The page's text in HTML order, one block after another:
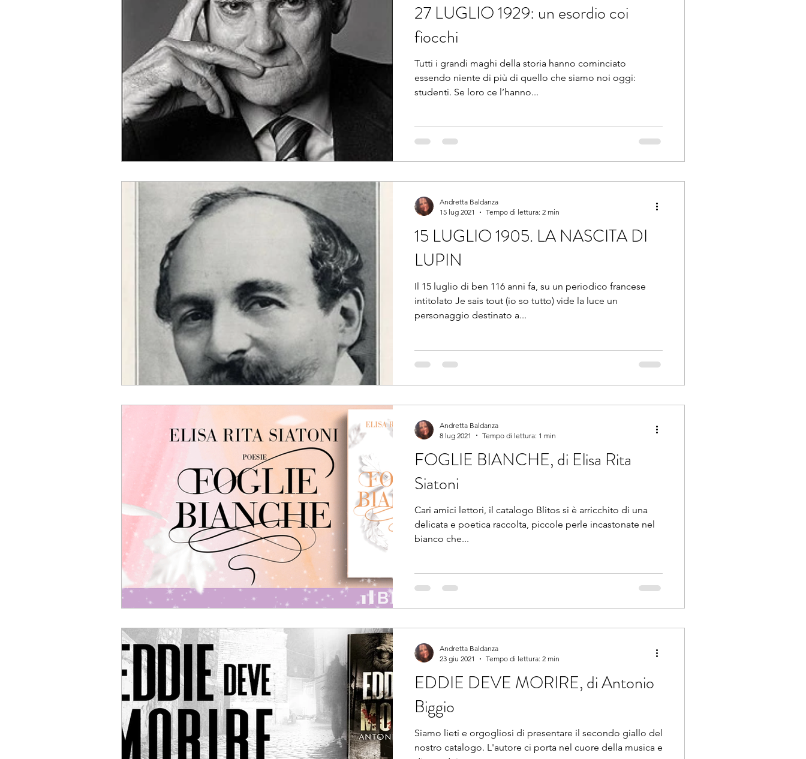
27 LUGLIO 1929: un esordio coi
fiocchi
Tutti i grandi maghi della storia hanno cominciato
essendo niente di più di quello che siamo noi oggi:
studenti. Se loro ce l’hanno...
15 LUGLIO 1905. LA NASCITA DI
LUPIN
Il 15 luglio di ben 116 anni fa, su un periodico francese
intitolato Je sais tout (io so tutto) vide la luce un
personaggio destinato a...
Andretta Baldanza
15 lug 2021
Tempo di lettura: 2 min
FOGLIE BIANCHE, di Elisa Rita
Siatoni
Cari amici lettori, il catalogo Blitos si è arricchito di una
delicata e poetica raccolta, piccole perle incastonate nel
bianco che...
Andretta Baldanza
8 lug 2021
Tempo di lettura: 1 min
EDDIE DEVE MORIRE, di Antonio
Biggio
Siamo lieti e orgogliosi di presentare il secondo giallo del
nostro catalogo. L'autore ci porta nel cuore della musica e
Andretta Baldanza
23 giu 2021
Tempo di lettura: 2 min